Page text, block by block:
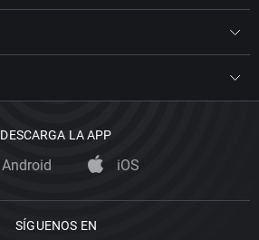
DESCARGA LA APP
Android iOS
SÍGUENOS EN